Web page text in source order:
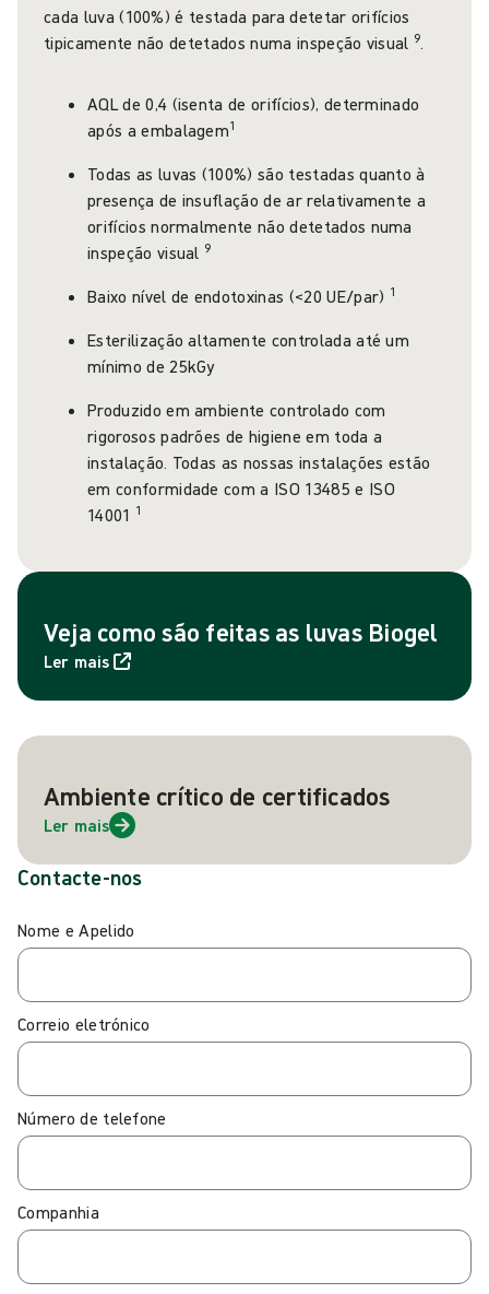
cada luva (100%) é testada para detetar orifícios
tipicamente não detetados numa inspeção visual 9.
AQL de 0,4 (isenta de orifícios), determinado
após a embalagem1
Todas as luvas (100%) são testadas quanto à
presença de insuflação de ar relativamente a
orifícios normalmente não detetados numa
inspeção visual 9
Baixo nível de endotoxinas (<20 UE/par) 1
Esterilização altamente controlada até um
mínimo de 25kGy
Produzido em ambiente controlado com
rigorosos padrões de higiene em toda a
instalação. Todas as nossas instalações estão
em conformidade com a ISO 13485 e ISO
14001 1
Veja como são feitas as luvas Biogel
Ler mais
Ambiente crítico de certificados
Ler mais
Contacte-nos
Nome e Apelido
Correio eletrónico
Número de telefone
Companhia